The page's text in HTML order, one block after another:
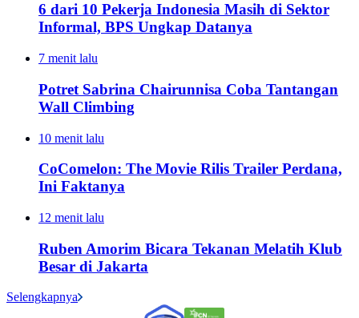
6 dari 10 Pekerja Indonesia Masih di Sektor
Informal, BPS Ungkap Datanya
7 menit lalu
Potret Sabrina Chairunnisa Coba Tantangan
Wall Climbing
10 menit lalu
CoComelon: The Movie Rilis Trailer Perdana,
Ini Faktanya
12 menit lalu
Ruben Amorim Bicara Tekanan Melatih Klub
Besar di Jakarta
Selengkapnya